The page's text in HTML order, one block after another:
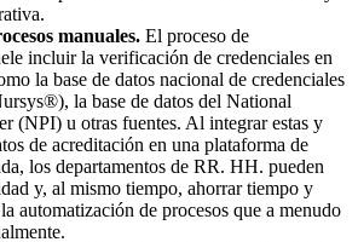
manuales. El proceso de
incluir la verificación de credenciales en
la base de datos nacional de credenciales
la base de datos del National
(NPI) u otras fuentes. Al integrar estas y
de acreditación en una plataforma de
los departamentos de RR. HH. pueden
y, al mismo tiempo, ahorrar tiempo y
automatización de procesos que a menudo